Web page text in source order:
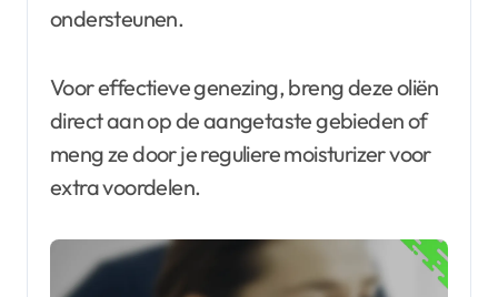
ondersteunen.
Voor effectieve genezing, breng deze oliën
direct aan op de aangetaste gebieden of
meng ze door je reguliere moisturizer voor
extra voordelen.